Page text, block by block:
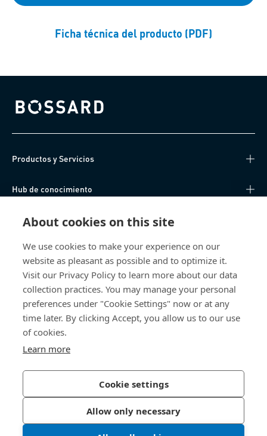
About cookies on this site
We use cookies to make your experience on our
website as pleasant as possible and to optimize it.
Visit our Privacy Policy to learn more about our data
collection practices. You may manage your personal
preferences under "Cookie Settings" now or at any
time later. By clicking Accept, you allow us to our use
of cookies.
Learn more
Cookie settings
Allow only necessary
Ficha técnica del producto (PDF)
Bossard homepage
Productos y Servicios
Hub de conocimiento
Acceso Directo
Sobre nosotros
Bossard España
SC Trade Center
Av. de les Corts Catalanes, 8
08173 Sant Cugat del Vallès (Barcelona)